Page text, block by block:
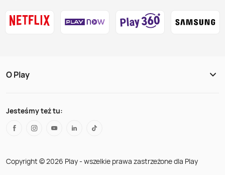
O Play
Jesteśmy też tu:
Copyright © 2026 Play - wszelkie prawa zastrzeżone dla Play